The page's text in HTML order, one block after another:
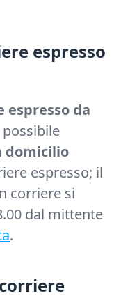
espresso
espresso da
possibile
domicilio
espresso; il
corriere si
dal mittente
.